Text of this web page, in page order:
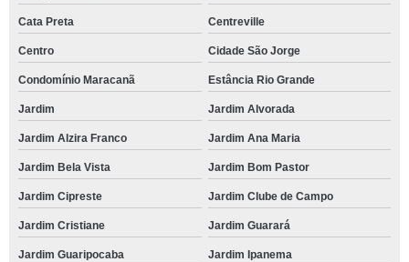
Cata Preta Centreville
Centro Cidade São Jorge
Condomínio Maracanã Estância Rio Grande
Jardim Jardim Alvorada
Jardim Alzira Franco Jardim Ana Maria
Jardim Bela Vista Jardim Bom Pastor
Jardim Cipreste Jardim Clube de Campo
Jardim Cristiane Jardim Guarará
Jardim Guaripocaba Jardim Ipanema